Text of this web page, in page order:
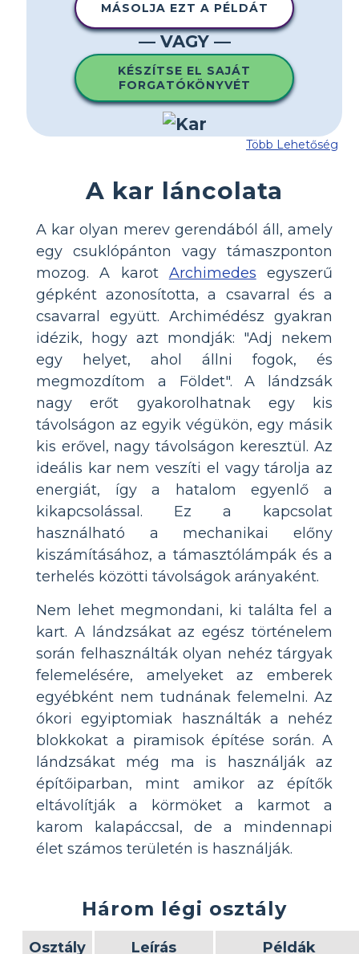
MÁSOLJA EZT A PÉLDÁT
— VAGY —
KÉSZÍTSE EL SAJÁT
FORGATÓKÖNYVÉT
Több Lehetőség
A kar láncolata
A kar olyan merev gerendából áll, amely
egy csuklópánton vagy támaszponton
mozog. A karot Archimedes egyszerű
gépként azonosította, a csavarral és a
csavarral együtt. Archimédész gyakran
idézik, hogy azt mondják: "Adj nekem
egy helyet, ahol állni fogok, és
megmozdítom a Földet". A lándzsák
nagy erőt gyakorolhatnak egy kis
távolságon az egyik végükön, egy másik
kis erővel, nagy távolságon keresztül. Az
ideális kar nem veszíti el vagy tárolja az
energiát, így a hatalom egyenlő a
kikapcsolással. Ez a kapcsolat
használható a mechanikai előny
kiszámításához, a támasztólámpák és a
terhelés közötti távolságok arányaként.
Nem lehet megmondani, ki találta fel a
kart. A lándzsákat az egész történelem
során felhasználták olyan nehéz tárgyak
felemelésére, amelyeket az emberek
egyébként nem tudnának felemelni. Az
ókori egyiptomiak használták a nehéz
blokkokat a piramisok építése során. A
lándzsákat még ma is használják az
építőiparban, mint amikor az építők
eltávolítják a körmöket a karmot a
karom kalapáccsal, de a mindennapi
élet számos területén is használják.
Három légi osztály
Osztály Leírás Példák